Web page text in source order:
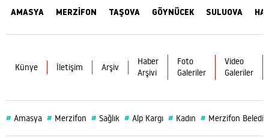
AMASYA MERZİFON TAŞOVA GÖYNÜCEK SULUOVA
Künye İletişim Arşiv
Haber
Arşivi
Foto
Galeriler
Video
Galeriler
# Amasya # Merzifon # Sağlık # Alp Kargı # Kadın # Merzifon